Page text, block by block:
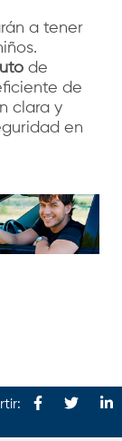
a tener
de
de
clara y
en